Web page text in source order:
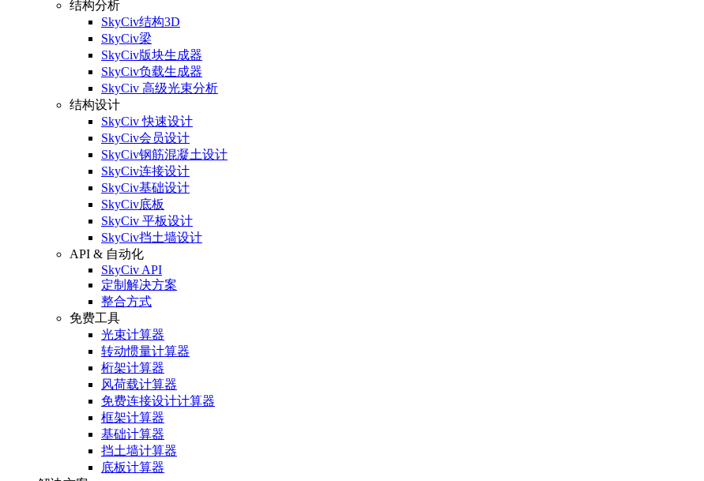
结构分析
SkyCiv结构3D
SkyCiv梁
SkyCiv版块生成器
SkyCiv负载生成器
SkyCiv 高级光束分析
结构设计
SkyCiv 快速设计
SkyCiv会员设计
SkyCiv钢筋混凝土设计
SkyCiv连接设计
SkyCiv基础设计
SkyCiv底板
SkyCiv 平板设计
SkyCiv挡土墙设计
API & 自动化
SkyCiv API
定制解决方案
整合方式
免费工具
光束计算器
转动惯量计算器
桁架计算器
风荷载计算器
免费连接设计计算器
框架计算器
基础计算器
挡土墙计算器
底板计算器